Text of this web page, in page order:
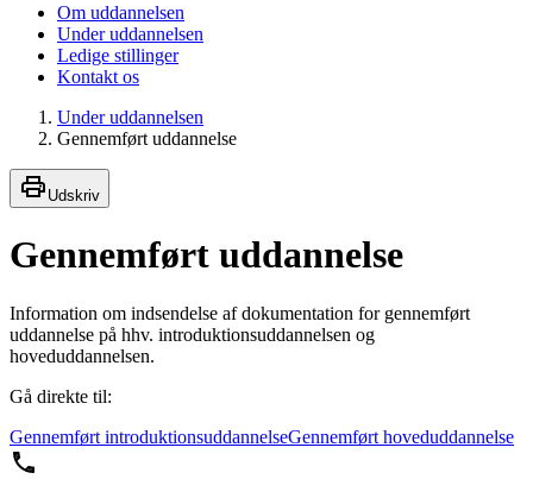
Om uddannelsen
Under uddannelsen
Ledige stillinger
Kontakt os
Under uddannelsen
Gennemført uddannelse
Udskriv
Gennemført uddannelse
Information om indsendelse af dokumentation for gennemført
uddannelse på hhv. introduktionsuddannelsen og
hoveduddannelsen.
Gå direkte til:
Gennemført introduktionsuddannelseGennemført hoveduddannelse